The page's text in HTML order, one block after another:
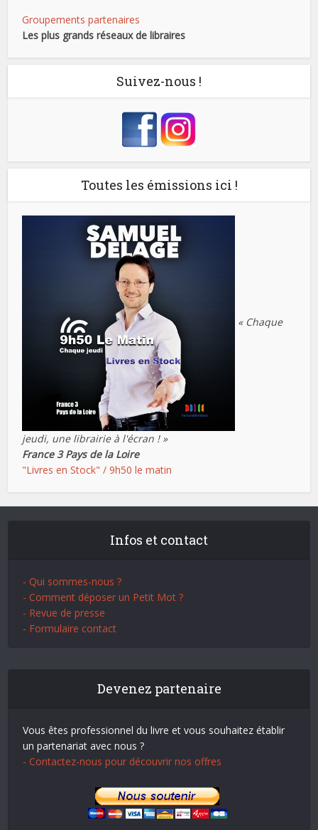
Groupements partenaires
Les plus grands réseaux de libraires
Suivez-nous !
Toutes les émissions ici !
« Chaque
jeudi, une librairie à l'écran ! »
France 3 Pays de la Loire
"Livres en Stock" / 9h50 le matin
Infos et contact
- Qui sommes-nous ?
- Comment déposer un Petit Mot ?
- Revue de presse
- Formulaire contact
Devenez partenaire
Vous êtes professionnel du livre et vous souhaitez établir
un partenariat avec nous ?
- Contactez-nous pour découvrir nos offres